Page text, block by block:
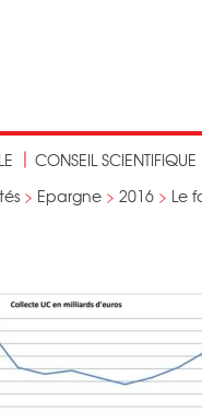
CONSEIL SCIENTIFIQUE
> Epargne > 2016 > Le